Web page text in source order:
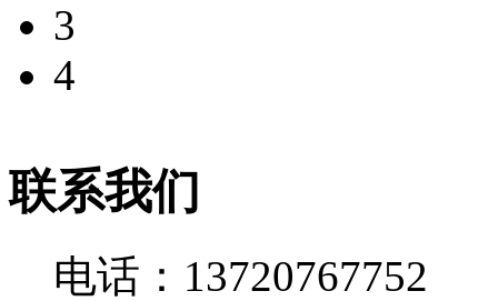
3
4
联系我们
电话：13720767752